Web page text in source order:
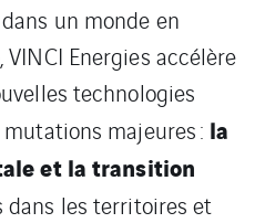
un monde en
Energies accélère
technologies
majeures : la
et la transition
dans les territoires et